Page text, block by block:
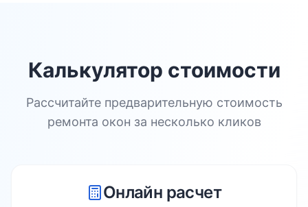
Калькулятор стоимости
Рассчитайте предварительную стоимость
ремонта окон за несколько кликов
Онлайн расчет